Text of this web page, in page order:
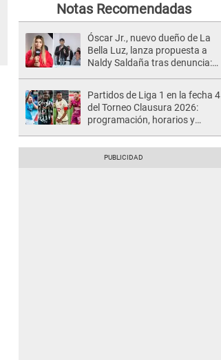
Notas Recomendadas
Óscar Jr., nuevo dueño de La
Bella Luz, lanza propuesta a
Naldy Saldaña tras denuncia:
Partidos de Liga 1 en la fecha 4
del Torneo Clausura 2026:
programación, horarios y